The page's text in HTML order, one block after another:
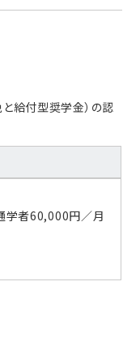
給付型奨学金）の認
学者60,000円／月